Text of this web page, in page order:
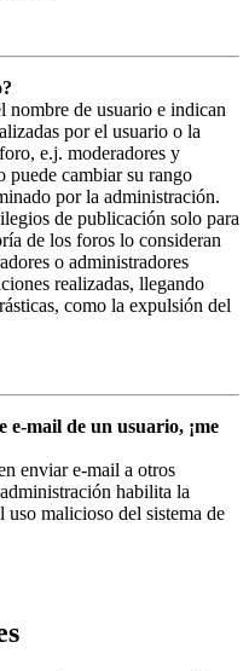
nombre de usuario e indican
por el usuario o la
e.j. moderadores y
puede cambiar su rango
por la administración.
de publicación solo para
de los foros lo consideran
o administradores
realizadas, llegando
como la expulsión del
e-mail de un usuario, ¡me
enviar e-mail a otros
habilita la
uso malicioso del sistema de